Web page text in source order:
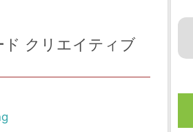
ド クリエイティブ